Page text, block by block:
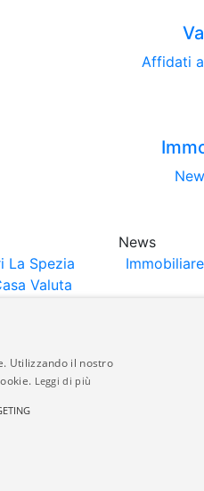
Affidati
La Spezia
Valuta
News
e costruttori. La
in materia di privacy
Utilizzando il nostro
Leggi di più